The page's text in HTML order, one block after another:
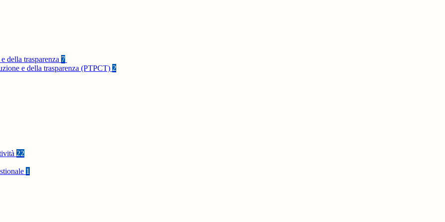
della trasparenza 7
e della trasparenza (PTPCT) 2
22
1